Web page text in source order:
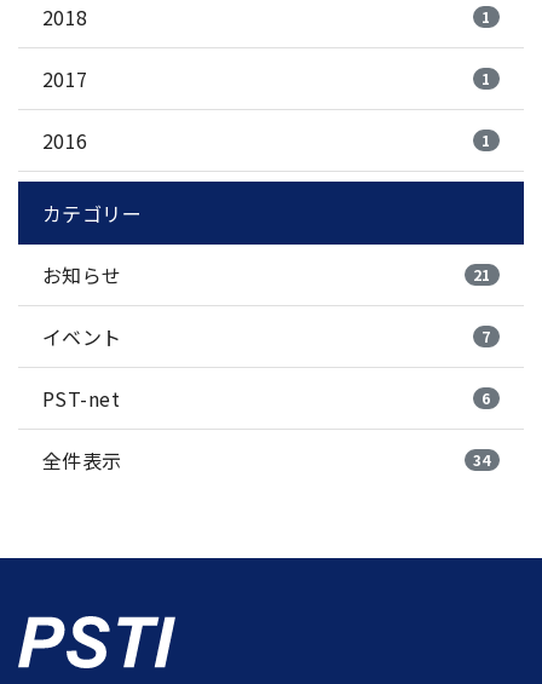
2018 1
2017 1
2016 1
カテゴリー
お知らせ 21
イベント 7
PST-net 6
全件表示 34